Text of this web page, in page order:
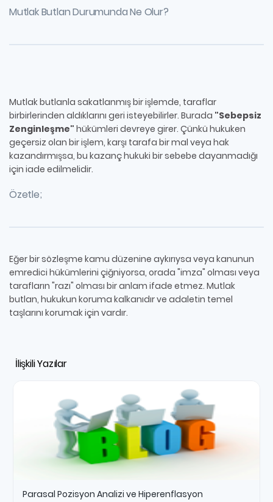
Mutlak Butlan Durumunda Ne Olur?
Mutlak butlanla sakatlanmış bir işlemde, taraflar
birbirlerinden aldıklarını geri isteyebilirler. Burada "Sebepsiz
Zenginleşme" hükümleri devreye girer. Çünkü hukuken
geçersiz olan bir işlem, karşı tarafa bir mal veya hak
kazandırmışsa, bu kazanç hukuki bir sebebe dayanmadığı
için iade edilmelidir.
Özetle;
Eğer bir sözleşme kamu düzenine aykırıysa veya kanunun
emredici hükümlerini çiğniyorsa, orada "imza" olması veya
tarafların "razı" olması bir anlam ifade etmez. Mutlak
butlan, hukukun koruma kalkanıdır ve adaletin temel
taşlarını korumak için vardır.
İlişkili Yazılar
Parasal Pozisyon Analizi ve Hiperenflasyon